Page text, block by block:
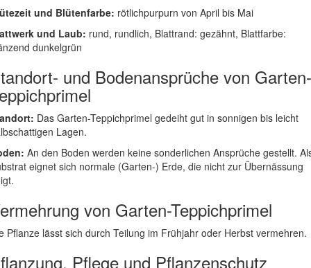
und Blütenfarbe: rötlichpurpurn von April bis Mai
und Laub: rund, rundlich, Blattrand: gezähnt, Blattfarbe:
dunkelgrün
und Bodenansprüche von Garten-
Das Garten-Teppichprimel gedeiht gut in sonnigen bis leicht
Lagen.
An den Boden werden keine sonderlichen Ansprüche gestellt.
eignet sich normale (Garten-) Erde, die nicht zur Übernässung
von Garten-Teppichprimel
Pflanze lässt sich durch Teilung im Frühjahr oder Herbst vermehren.
Pflege und Pflanzenschutz